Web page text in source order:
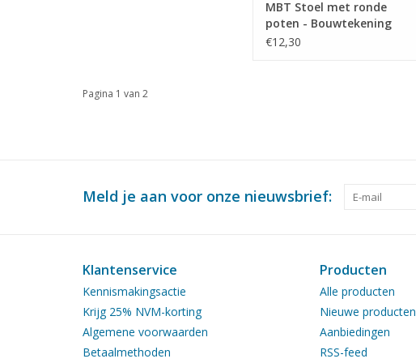
MBT Stoel met ronde
poten - Bouwtekening
Schaal 1 : 12 (40.33.001)
€12,30
Pagina 1 van 2
Meld je aan voor onze nieuwsbrief:
Klantenservice
Kennismakingsactie
Krijg 25% NVM-korting
Algemene voorwaarden
Betaalmethoden
Producten
Alle producten
Nieuwe producten
Aanbiedingen
RSS-feed